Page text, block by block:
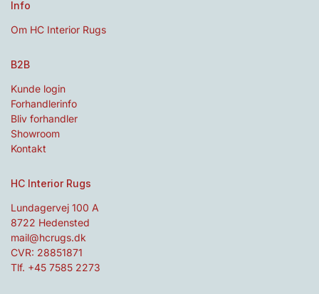
Info
Om HC Interior Rugs
B2B
Kunde login
Forhandlerinfo
Bliv forhandler
Showroom
Kontakt
HC Interior Rugs
Lundagervej 100 A
8722 Hedensted
mail@hcrugs.dk
CVR: 28851871
Tlf. +45 7585 2273